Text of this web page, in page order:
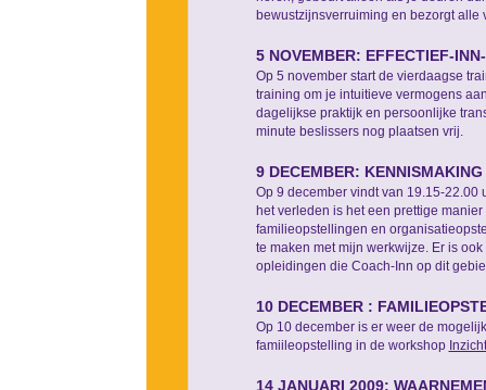
bewustzijnsverruiming en bezorgt
5 NOVEMBER: EFFECTIEF-
Op 5 november start de vierdaagse
training om je intuitieve vermogens
dagelijkse praktijk en persoonlijke
minute beslissers nog plaatsen vrij.
9 DECEMBER:
Op 9 december vindt van 19.15-
het verleden is het een prettige
familieopstellingen en
te maken met mijn werkwijze. Er is
opleidingen die Coach-Inn op dit
10 DECEMBER :
Op 10 december is er weer de
famiileopstelling in de workshop
14 JANUARI 2009: